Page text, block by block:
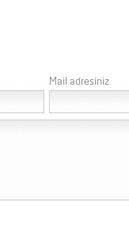
Mail adresiniz